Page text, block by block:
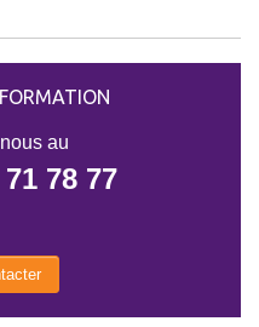
au
78 77